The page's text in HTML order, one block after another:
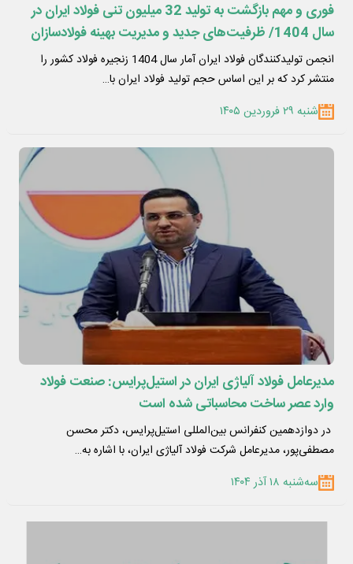
فوری و مهم بازگشت به تولید 32 میلیون تنی فولاد ایران در
سال 1404/ ظرفیت‌های جدید و مدیریت بهینه فولادسازان
عامل اصلی پایداری تولید + جزئیات تحلیلی تولید محصولات
زنجیره فولاد
انجمن تولیدکنندگان فولاد ایران آمار سال 1404 زنجیره فولاد کشور را
منتشر کرد که بر این اساس حجم تولید فولاد ایران با…
شنبه ۲۹ فروردین ۱۴۰۵
مدیرعامل فولاد آلیاژی ایران در استیل‌پرایس: صنعت فولاد
وارد عصر ساخت محاسباتی شده است
​ در دوازدهمین کنفرانس بین‌المللی استیل‌پرایس، دکتر محسن
مصطفی‌پور، مدیرعامل شرکت فولاد آلیاژی ایران، با اشاره به…
سه‌شنبه ۱۸ آذر ۱۴۰۴